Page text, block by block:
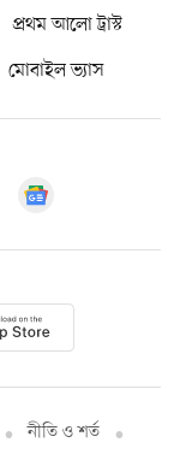
প্রথম আলো ট্রাস্ট
মোবাইল ভ্যাস
নীতি ও শর্ত